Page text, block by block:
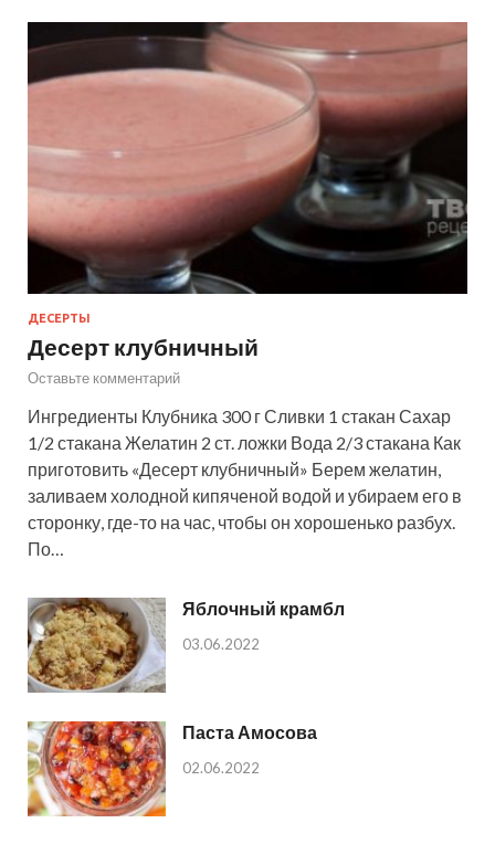
ДЕСЕРТЫ
Десерт клубничный
Оставьте комментарий
Ингредиенты Клубника 300 г Сливки 1 стакан Сахар
1/2 стакана Желатин 2 ст. ложки Вода 2/3 стакана Как
приготовить «Десерт клубничный» Берем желатин,
заливаем холодной кипяченой водой и убираем его в
сторонку, где-то на час, чтобы он хорошенько разбух.
По…
Яблочный крамбл
03.06.2022
Паста Амосова
02.06.2022